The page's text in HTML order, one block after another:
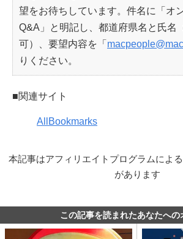
望をお待ちしています。件名に「オ
Q&A」と明記し、都道府県名と氏名
可）、要望内容を「
りください。
■関連サイト
AllBookmarks
本記事はアフィリエイトプログラムによ
があります
この記事を読まれたあなたへの